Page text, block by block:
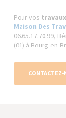
Pour vos
Maison Des
06.65.17.70.99,
(01) à Bourg-en-
CONTACTEZ-